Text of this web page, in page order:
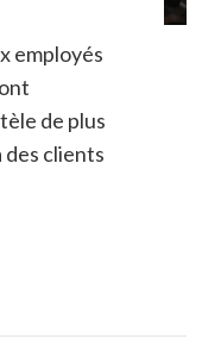
employés
de plus
des clients